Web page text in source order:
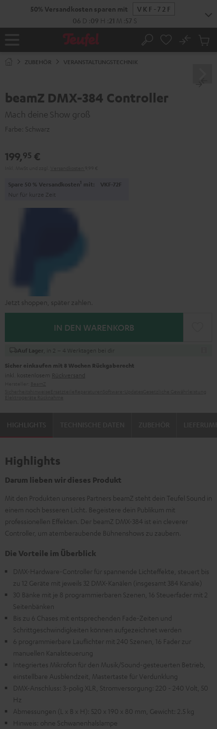
50% Versandkosten sparen mit
VKF-72F
06 D 09 H 21 M 56 S
Startseite Suche
No
ZUBEHÖR VERANSTALTUNGSTECHNIK
beamZ DMX-384 Controller
Mach deine Show groß
Farbe: Schwarz
199,95 €
Spare 50 % Versandkosten1 mit: VKF-72F
Nur für kurze Zeit
Jetzt shoppen, später zahlen.
IN DEN WARENKORB
Auf Lager , in 2 – 4 Werktagen bei dir
Sicher einkaufen mit 8 Wochen Rückgaberecht
inkl. kostenlosem Rückversand
HIGHLIGHTS
Highlights
Darum lieben wir dieses Produkt
Mit den Produkten unseres Partners beamZ steht dein Teufel Sound in
einem noch besseren Licht. Begeistere dein Publikum mit
professionellen Effekten. Der beamZ DMX-384 ist ein cleverer
Controller, um atemberaubende Bühnenshows zu zaubern.
Die Vorteile im Überblick
DMX-Hardware-Controller für spannende Lichteffekte, steuert bis
zu 12 Geräte mit jeweils 32 DMX-Kanälen (insgesamt 384 Kanäle)
30 Bänke mit je 8 programmierbaren Szenen, 16 Steuerfader mit 2
Seitenbänken
Bis zu 6 Chases mit entsprechenden Fade-Zeiten und
Schrittgeschwindigkeiten können aufgezeichnet werden
6 programmierbare Lauflichter mit 240 Szenen, 16 Fader zur
manuellen Kanalsteuerung
Integriertes Mikrofon für den Musik/Sound-gesteuerten Betrieb,
einstellbare Ausblendzeit, Mastertaste für Verdunklung
DMX-Anschluss: 3-polig XLR, Stromversorgung: 220 - 240 Volt, 50
Hz
Abmessungen (L x B x H): 520 x 190 x 80 mm, Gewicht: 2.5 kg
Hinweis: ohne Schwanenhalslampe